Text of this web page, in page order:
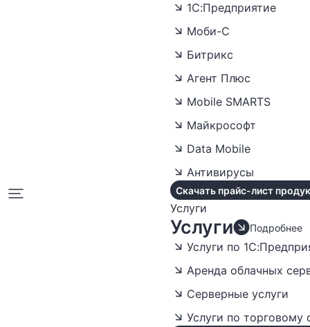
1С:Предприятие
Моби-С
Битрикс
Агент Плюс
Mobile SMARTS
Майкрософт
Data Mobile
Антивирусы
Скачать прайс-лист
Услуги
Услуги Подробнее
Услуги по
Аренда облачных
Серверные услуги
Услуги по торговому